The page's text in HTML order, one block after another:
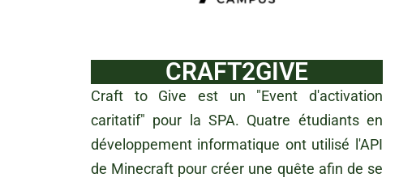
CRAFT2GIVE
Craft to Give est un "Event d'activation
caritatif" pour la SPA. Quatre étudiants en
développement informatique ont utilisé l'API
de Minecraft pour créer une quête afin de se